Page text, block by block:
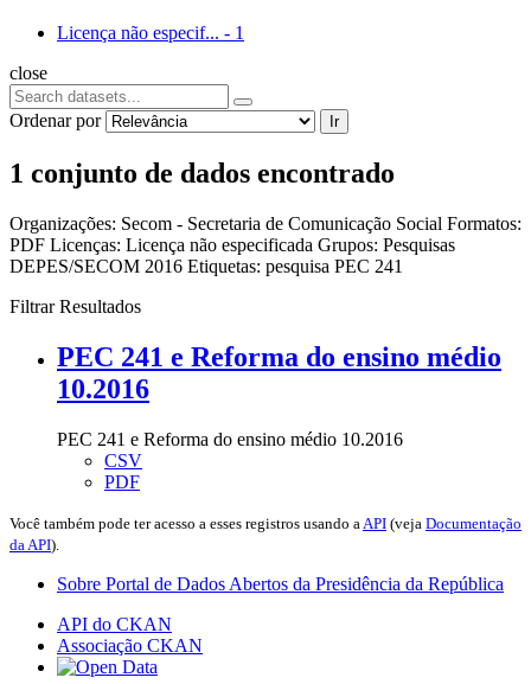
Licença não especif... - 1
close
Ordenar por Ir
1 conjunto de dados encontrado
Organizações: Secom - Secretaria de Comunicação Social Formatos:
PDF Licenças: Licença não especificada Grupos: Pesquisas
DEPES/SECOM 2016 Etiquetas: pesquisa PEC 241
Filtrar Resultados
PEC 241 e Reforma do ensino médio
10.2016
PEC 241 e Reforma do ensino médio 10.2016
CSV
PDF
Você também pode ter acesso a esses registros usando a API (veja Documentação
da API).
Sobre Portal de Dados Abertos da Presidência da República
API do CKAN
Associação CKAN